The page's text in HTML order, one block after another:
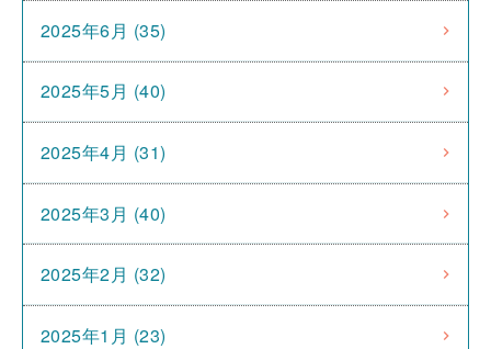
2025年6月 (35)
2025年5月 (40)
2025年4月 (31)
2025年3月 (40)
2025年2月 (32)
2025年1月 (23)